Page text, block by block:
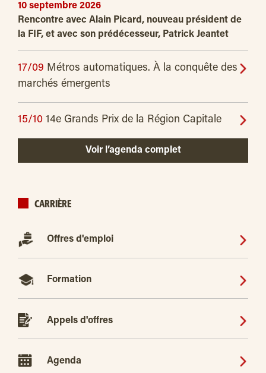
10 septembre 2026
Rencontre avec Alain Picard, nouveau président de
la FIF, et avec son prédécesseur, Patrick Jeantet
17/09 Métros automatiques. À la conquête des
marchés émergents
15/10 14e Grands Prix de la Région Capitale
Voir l’agenda complet
CARRIÈRE
Offres d'emploi
Formation
Appels d'offres
Agenda